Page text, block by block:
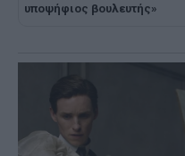
υποψήφιος βουλευτής»